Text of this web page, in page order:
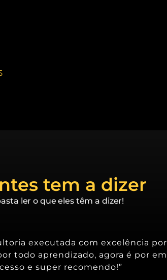
tem a dizer
ler o que eles têm a dizer!
executada com excelência por
todo aprendizado, agora é por em
e super recomendo!”